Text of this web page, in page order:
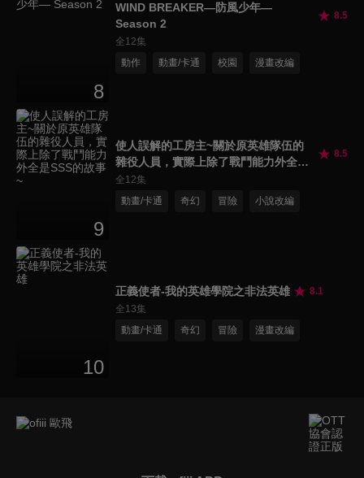
8
WIND BREAKER—防風少年—
Season 2
8.5
全12集
動作
動畫/卡通 校園 漫畫改編
9
使人誤解的工房主~關於原英雄隊伍的
雜役人員，實際上除了戰鬥能力外全是
SSS的故事~
8.5
全12集
動畫/卡通
奇幻 冒險 小說改編
10
正義使者-我的英雄學院之非法英雄
8.1
全13集
動畫/卡通
奇幻 冒險 漫畫改編